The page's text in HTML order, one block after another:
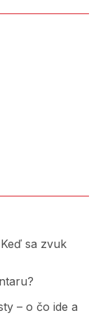
sa zvuk
– o čo ide a